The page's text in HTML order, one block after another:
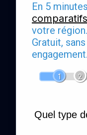
En 5
comparatifs
votre région.
Gratuit,
engagement.
1 2
Quel type